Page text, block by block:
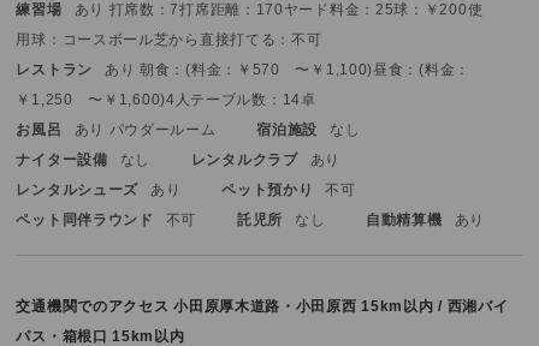
練習場
あり 打席数：7打席距離：170ヤード 料金：25球：￥200使
用球：コースボール芝から直接打てる：不可
レストラン
あり 朝食：(料金：￥570 〜￥1,100) 昼食：(料金：
￥1,250 〜￥1,600)4人テーブル数：14卓
お風呂
あり パウダールーム 宿泊施設
なし
ナイター設備
なし レンタルクラブ
あり
レンタルシューズ
あり ペット預かり
不可
ペット同伴ラウンド
不可 託児所 なし 自動精算機 あり
交通機関でのアクセス小田原厚木道路・小田原西 15km以内 / 西湘バイ
パス・箱根口 15km以内